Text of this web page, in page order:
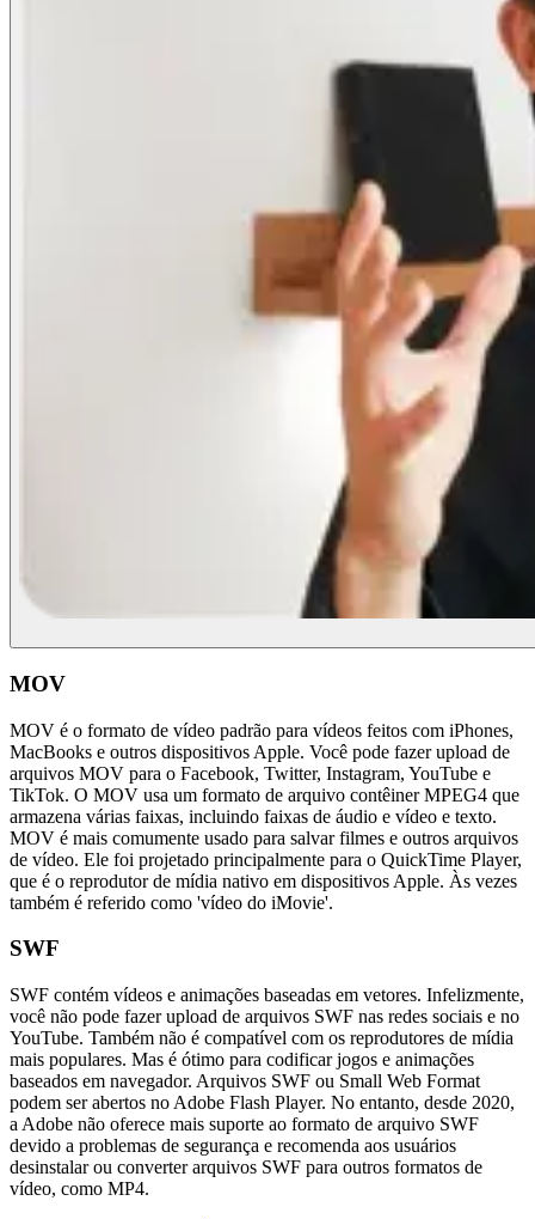
MOV
MOV é o formato de vídeo padrão para vídeos feitos com iPhones,
MacBooks e outros dispositivos Apple. Você pode fazer upload de
arquivos MOV para o Facebook, Twitter, Instagram, YouTube e
TikTok. O MOV usa um formato de arquivo contêiner MPEG4 que
armazena várias faixas, incluindo faixas de áudio e vídeo e texto.
MOV é mais comumente usado para salvar filmes e outros arquivos
de vídeo. Ele foi projetado principalmente para o QuickTime Player,
que é o reprodutor de mídia nativo em dispositivos Apple. Às vezes
também é referido como 'vídeo do iMovie'.
SWF
SWF contém vídeos e animações baseadas em vetores. Infelizmente,
você não pode fazer upload de arquivos SWF nas redes sociais e no
YouTube. Também não é compatível com os reprodutores de mídia
mais populares. Mas é ótimo para codificar jogos e animações
baseados em navegador. Arquivos SWF ou Small Web Format
podem ser abertos no Adobe Flash Player. No entanto, desde 2020,
a Adobe não oferece mais suporte ao formato de arquivo SWF
devido a problemas de segurança e recomenda aos usuários
desinstalar ou converter arquivos SWF para outros formatos de
vídeo, como MP4.